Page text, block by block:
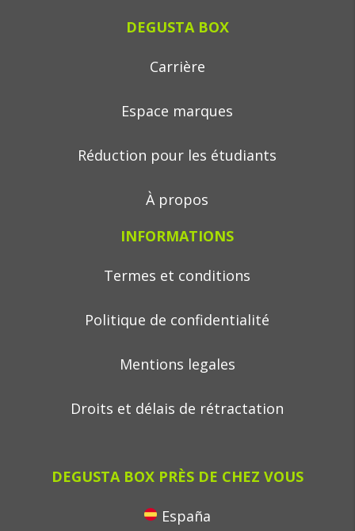
DEGUSTA BOX
Carrière
Espace marques
Réduction pour les étudiants
À propos
INFORMATIONS
Termes et conditions
Politique de confidentialité
Mentions legales
Droits et délais de rétractation
DEGUSTA BOX PRÈS DE CHEZ VOUS
España